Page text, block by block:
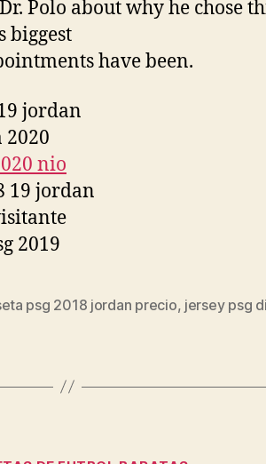
Polo about why he chose
biggest
have been.
psg 2018 jordan precio, jersey psg
Categorías